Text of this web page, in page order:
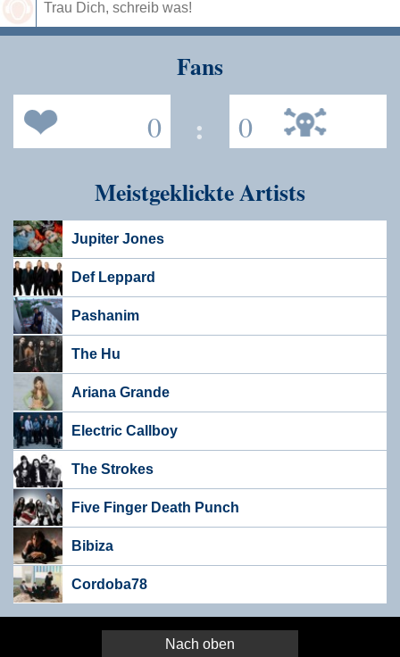
Fans
0 : 0
Meistgeklickte Artists
Jupiter Jones
Def Leppard
Pashanim
The Hu
Ariana Grande
Electric Callboy
The Strokes
Five Finger Death Punch
Bibiza
Cordoba78
Nach oben